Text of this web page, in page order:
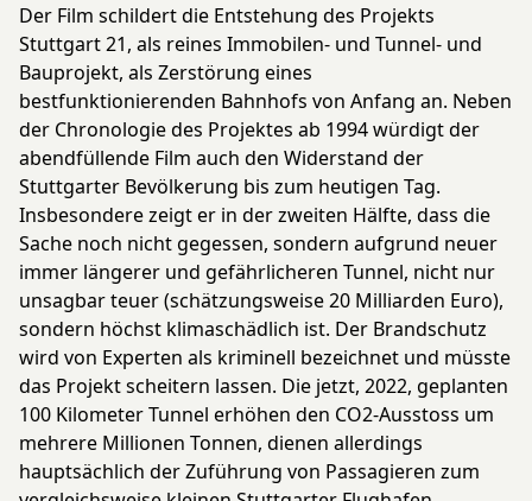
Der Film schildert die Entstehung des Projekts
Stuttgart 21, als reines Immobilen- und Tunnel- und
Bauprojekt, als Zerstörung eines
bestfunktionierenden Bahnhofs von Anfang an. Neben
der Chronologie des Projektes ab 1994 würdigt der
abendfüllende Film auch den Widerstand der
Stuttgarter Bevölkerung bis zum heutigen Tag.
Insbesondere zeigt er in der zweiten Hälfte, dass die
Sache noch nicht gegessen, sondern aufgrund neuer
immer längerer und gefährlicheren Tunnel, nicht nur
unsagbar teuer (schätzungsweise 20 Milliarden Euro),
sondern höchst klimaschädlich ist. Der Brandschutz
wird von Experten als kriminell bezeichnet und müsste
das Projekt scheitern lassen. Die jetzt, 2022, geplanten
100 Kilometer Tunnel erhöhen den CO2-Ausstoss um
mehrere Millionen Tonnen, dienen allerdings
hauptsächlich der Zuführung von Passagieren zum